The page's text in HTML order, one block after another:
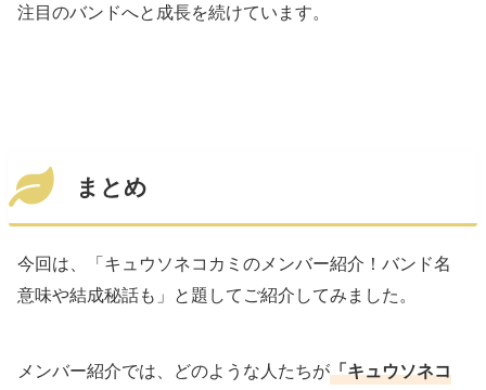
注目のバンドへと成長を続けています。
まとめ
今回は、「キュウソネコカミのメンバー紹介！バンド名
意味や結成秘話も」と題してご紹介してみました。
メンバー紹介では、どのような人たちが「キュウソネコ